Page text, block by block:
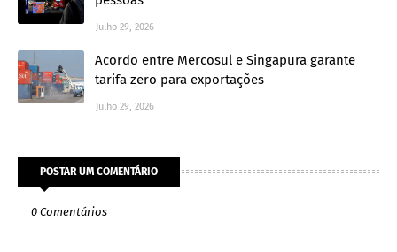
Julho 29, 2026
Acordo entre Mercosul e Singapura garante
tarifa zero para exportações
Julho 29, 2026
POSTAR UM COMENTÁRIO
0 Comentários